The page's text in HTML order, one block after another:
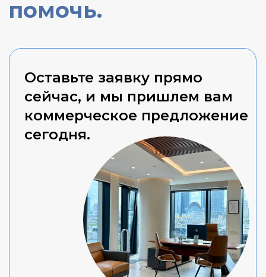
Это включает в себя санузлы, кухни,
зоны отдыха, переговорные комнаты
и другие удобства для сотрудников.
В сервисном офисе компания платит